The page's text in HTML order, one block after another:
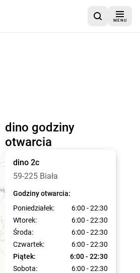
MENU
dino godziny
otwarcia
dino 2c
59-225 Biała
Godziny otwarcia:
Poniedziałek:
6:00 - 22:30
Wtorek:
6:00 - 22:30
Środa:
6:00 - 22:30
Czwartek:
6:00 - 22:30
Piątek:
6:00 - 22:30
Sobota:
6:00 - 22:30